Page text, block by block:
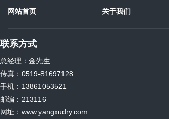
网站首页 关于我们
联系方式
总经理：金先生
传真：0519-81697128
手机：13861053521
邮编：213116
网址：www.yangxudry.com